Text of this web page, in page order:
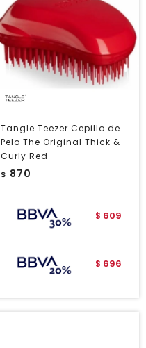
Tangle Teezer Cepillo de
Pelo The Original Thick &
Curly Red
$ 870
$ 609
$ 696